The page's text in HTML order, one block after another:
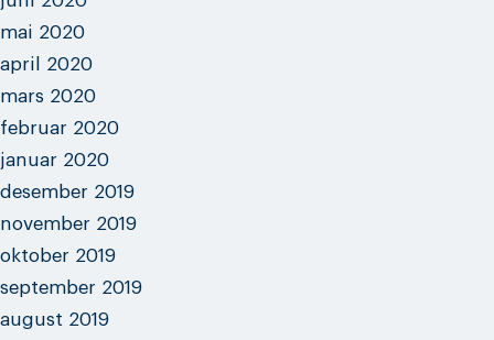
mai 2020
april 2020
mars 2020
februar 2020
januar 2020
desember 2019
november 2019
oktober 2019
september 2019
august 2019